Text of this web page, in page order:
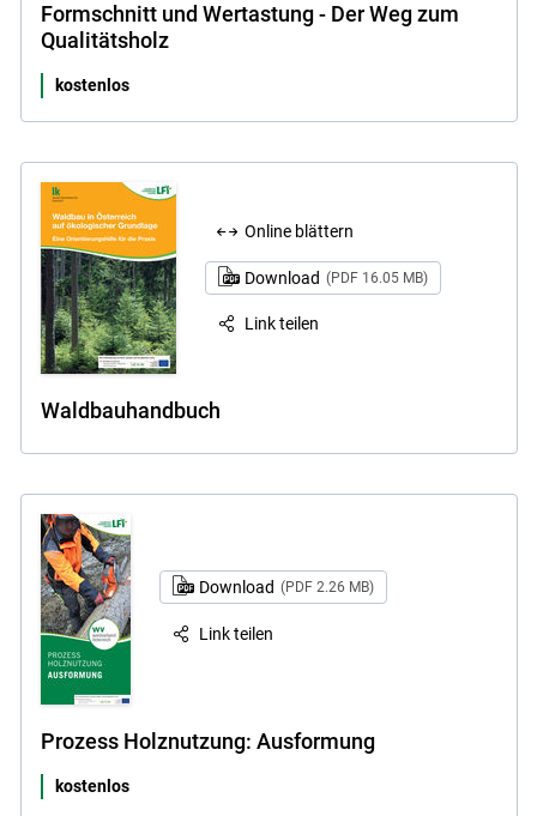
Formschnitt und Wertastung - Der Weg zum
Qualitätsholz
kostenlos
Online blättern
Download (PDF 16.05 MB)
Link teilen
Waldbauhandbuch
Download (PDF 2.26 MB)
Link teilen
Prozess Holznutzung: Ausformung
kostenlos